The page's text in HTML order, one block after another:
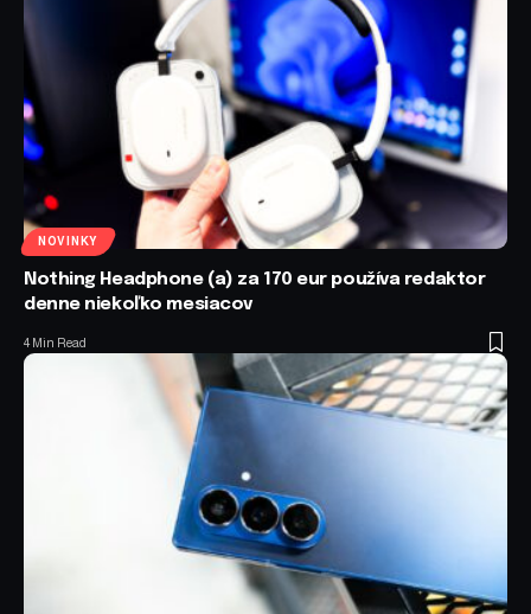
NOVINKY
Nothing Headphone (a) za 170 eur používa redaktor
denne niekoľko mesiacov
4 Min Read